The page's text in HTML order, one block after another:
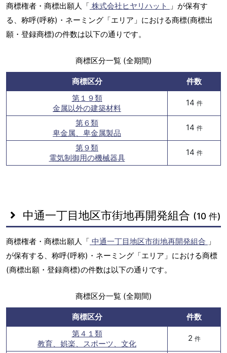
商標権者・商標出願人「 株式会社ヒヤリハット
」が保有す
る、称呼(呼称)・ネーミング「エリア」における商標(商標出
願・登録商標)の件数は以下の通りです。
商標区分一覧 (全期間)
商標区分
件数
第１９類
金属以外の建築材料
14 件
第６類
卑金属、卑金属製品
14 件
第９類
電気制御用の機械器具
14 件
中通一丁目地区市街地再開発組合 (10 件)
商標権者・商標出願人「 中通一丁目地区市街地再開発組合 」
が保有する、称呼(呼称)・ネーミング「エリア」における商標
(商標出願・登録商標)の件数は以下の通りです。
商標区分一覧 (全期間)
商標区分
件数
第４１類
教育、娯楽、スポーツ、文化
2 件